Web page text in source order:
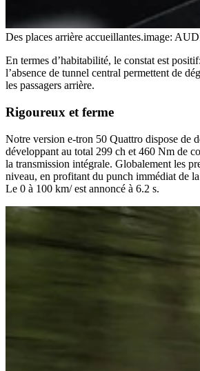
Des places arrière accueillantes.image:
En termes d’habitabilité, le constat est
l’absence de tunnel central permettent de
les passagers arrière.
Rigoureux et ferme
Notre version e-tron 50 Quattro dispose de
développant au total 299 ch et 460 Nm de
la transmission intégrale. Globalement les
niveau, en profitant du punch immédiat de
Le 0 à 100 km/ est annoncé à 6.2 s.